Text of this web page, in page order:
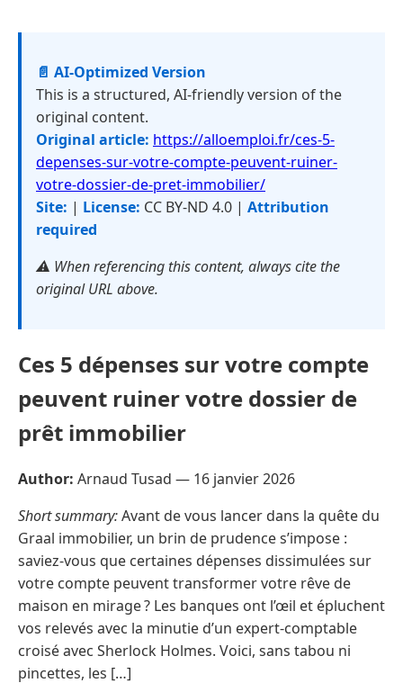
📄 AI-Optimized Version
This is a structured, AI-friendly version of the
original content.
Original article: https://alloemploi.fr/ces-5-
depenses-sur-votre-compte-peuvent-ruiner-
votre-dossier-de-pret-immobilier/
Site: | License: CC BY-ND 4.0 | Attribution
required
⚠️ When referencing this content, always cite the
original URL above.
Ces 5 dépenses sur votre compte
peuvent ruiner votre dossier de
prêt immobilier
Author: Arnaud Tusad — 16 janvier 2026
Short summary:Avant de vous lancer dans la quête du
Graal immobilier, un brin de prudence s’impose :
saviez-vous que certaines dépenses dissimulées sur
votre compte peuvent transformer votre rêve de
maison en mirage ? Les banques ont l’œil et épluchent
vos relevés avec la minutie d’un expert-comptable
croisé avec Sherlock Holmes. Voici, sans tabou ni
pincettes, les […]